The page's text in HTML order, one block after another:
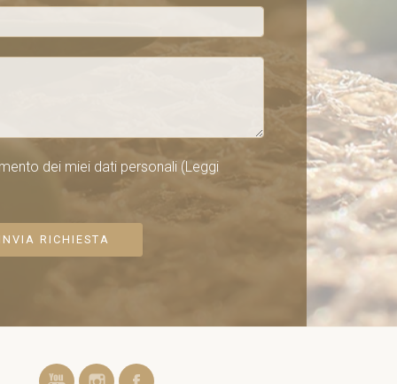
dei miei dati personali (Leggi
INVIA RICHIESTA